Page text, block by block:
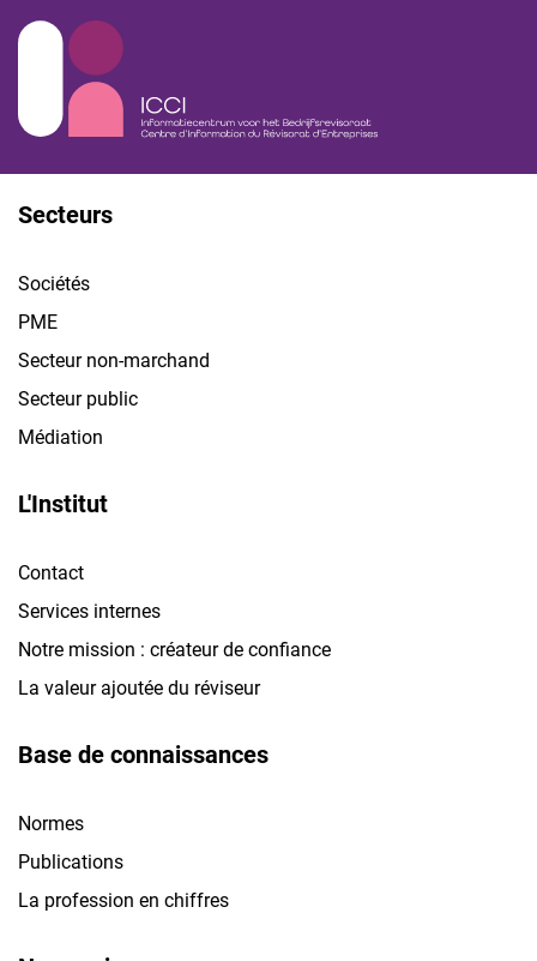
Secteurs
Sociétés
PME
Secteur non-marchand
Secteur public
Médiation
L'Institut
Contact
Services internes
Notre mission : créateur de confiance
La valeur ajoutée du réviseur
Base de connaissances
Normes
Publications
La profession en chiffres